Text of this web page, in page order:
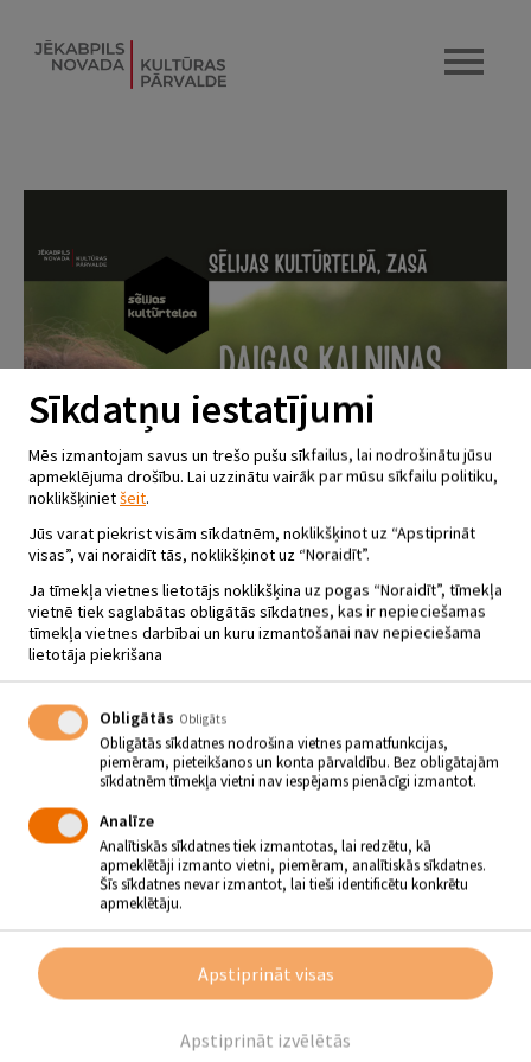
IZSTĀDE „RO-TŌ”
01.05 - 20.06 - plkst.12.00
Sīkdatņu iestatījumi
Mēs izmantojam savus un trešo pušu sīkfailus, lai nodrošinātu jūsu
apmeklējuma drošību. Lai uzzinātu vairāk par mūsu sīkfailu politiku,
noklikšķinietšeit.
Jūs varat piekrist visām sīkdatnēm, noklikšķinot uz “Apstiprināt
visas”, vai noraidīt tās, noklikšķinot uz “Noraidīt”.
Ja tīmekļa vietnes lietotājs noklikšķina uz pogas “Noraidīt”, tīmekļa
vietnē tiek saglabātas obligātās sīkdatnes, kas ir nepieciešamas
tīmekļa vietnes darbībai un kuru izmantošanai nav nepieciešama
lietotāja piekrišana
Obligātās Obligāts
Obligātās sīkdatnes nodrošina vietnes pamatfunkcijas,
piemēram, pieteikšanos un konta pārvaldību. Bez obligātajām
sīkdatnēm tīmekļa vietni nav iespējams pienācīgi izmantot.
Analīze
Analītiskās sīkdatnes tiek izmantotas, lai redzētu, kā
apmeklētāji izmanto vietni, piemēram, analītiskās sīkdatnes.
Šīs sīkdatnes nevar izmantot, lai tieši identificētu konkrētu
apmeklētāju.
Apstiprināt izvēlētās
Apstiprināt visas